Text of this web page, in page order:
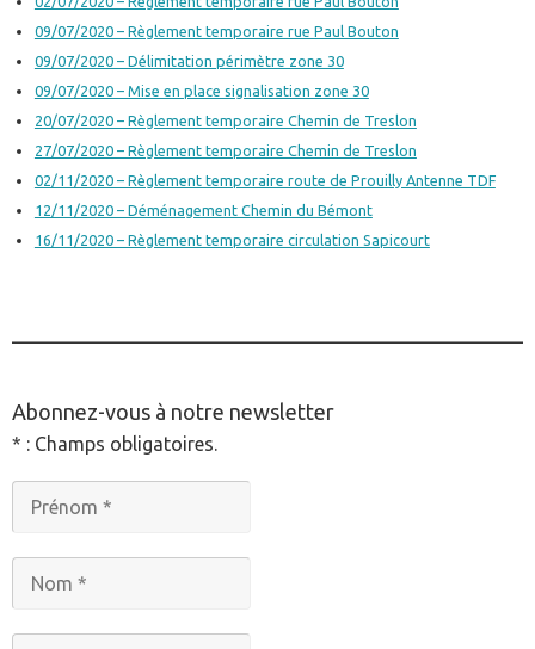
09/07/2020 – Règlement temporaire rue Paul Bouton
09/07/2020 – Délimitation périmètre zone 30
09/07/2020 – Mise en place signalisation zone 30
20/07/2020 – Règlement temporaire Chemin de Treslon
27/07/2020 – Règlement temporaire Chemin de Treslon
02/11/2020 – Règlement temporaire route de Prouilly Antenne TDF
12/11/2020 – Déménagement Chemin du Bémont
16/11/2020 – Règlement temporaire circulation Sapicourt
Abonnez-vous à notre newsletter
* : Champs obligatoires.